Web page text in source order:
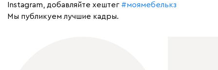
Instagram, добавляйте хештег #моямебелькз
Мы публикуем лучшие кадры.